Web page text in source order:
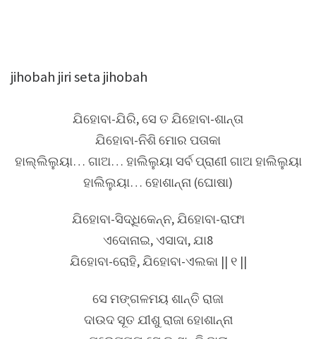
jihobah jiri seta jihobah
ଯିହୋବା-ଯିରି, ସେ ତ ଯିହୋବା-ଶାନ୍ତା
ଯିହୋବା-ନିଶି ମୋର ପତାକା
ହାଲ୍ଲିଲୁୟା… ଗାଅ… ହାଲିଲୁୟା ସର୍ବ ପ୍ରାଣୀ ଗାଅ ହାଲିଲୁୟା
ହାଲିଲୁୟା… ହୋଶାନ୍ନା (ଘୋଷା)
ଯିହୋବା-ସିଦ୍ଧିକେନ୍ନ, ଯିହୋବା-ରାଫା
ଏଦୋନାଇ, ଏସାଦା, ଯା8
ଯିହୋବା-ରୋହି, ଯିହୋବା-ଏଲକା || ୧ ||
ସେ ମଙ୍ଗଳମୟ ଶାନ୍ତି ରାଜା
ଦାଉଦ ସୂତ ଯୀଶୁ ରାଜା ହୋଶାନ୍ନା